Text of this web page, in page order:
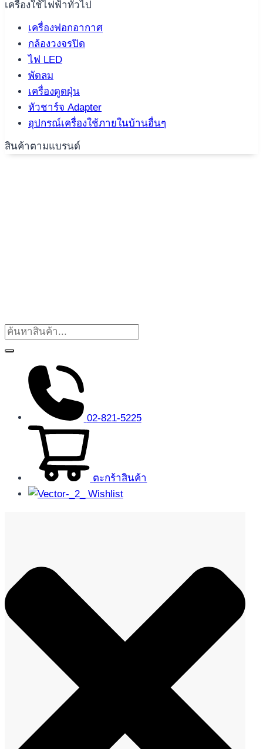
เครื่องใช้ไฟฟ้าทั่วไป
เครื่องฟอกอากาศ
กล้องวงจรปิด
ไฟ LED
พัดลม
เครื่องดูดฝุ่น
หัวชาร์จ Adapter
อุปกรณ์เครื่องใช้ภายในบ้านอื่นๆ
สินค้าตามแบรนด์
02-821-5225
ตะกร้าสินค้า
Wishlist